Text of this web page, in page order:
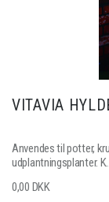
VITAVIA
Anvendes til potter,
udplantningsplanter.
0,00 DKK